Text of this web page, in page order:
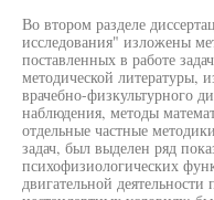
Во втором разделе
исследования" изложены
поставленных в работе
методической литературы,
врачебно-физкультурного
наблюдения, методы
отдельные частные
задач, был выделен ряд
психофизиологических
двигательной